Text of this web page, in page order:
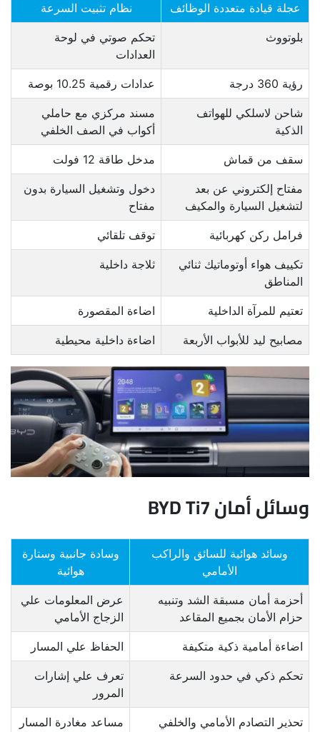
عجلة قيادة متعددة الوظائف نظام تثبيت السرعة
بلوتووث
تحكم صوتي في لوحة
العدادات
رؤية 360 درجة عدادات رقمية 10.25 بوصة
شاحن لاسلكي للهواتف
الذكية
مسند مركزي مع حاملي
أكواب في الصف الخلفي
سقف من قماش مدخل طاقة 12 فولت
مفتاح إلكتروني عن بعد
لتشغيل السيارة والمكيف
دخول وتشغيل السيارة بدون
مفتاح
فرامل ركن كهربائية توقف تلقائي
تكييف هواء أوتوماتيك ثنائي
المناطق
ثلاجة داخلية
تعتيم للمرآة الداخلية اضاءة المقصورة
مصابيح ليد للأبواب الأربعة اضاءة داخلية محيطية
وسائل أمان BYD Ti7
وسائد هوائية للسائق والراكب
الأمامي
وسادة جانبية وستارة
هوائية
أحزمة أمان مسبقة الشد وتنبيه
حزام الأمان بجميع المقاعد
عرض المعلومات علي
الزجاج الأمامي
اضاءة أمامية ذكية متكيفة الحفاظ علي المسار
تحكم ذكي في حدود السرعة
تعرف علي إشارات
المرور
تحذير التصادم الأمامي والخلفي مساعد مغادرة المسار